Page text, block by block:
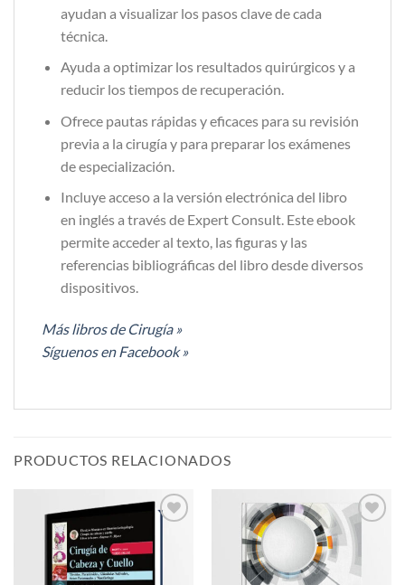
ayudan a visualizar los pasos clave de cada
técnica.
Ayuda a optimizar los resultados quirúrgicos y a
reducir los tiempos de recuperación.
Ofrece pautas rápidas y eficaces para su revisión
previa a la cirugía y para preparar los exámenes
de especialización.
Incluye acceso a la versión electrónica del libro
en inglés a través de Expert Consult. Este ebook
permite acceder al texto, las figuras y las
referencias bibliográficas del libro desde diversos
dispositivos.
Más libros de Cirugía »
Síguenos en Facebook »
PRODUCTOS RELACIONADOS
deseos
Añadir
deseos